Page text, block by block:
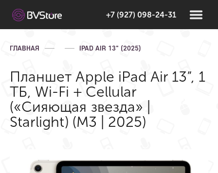
+7 (927) 098-24-31
ГЛАВНАЯ IPAD AIR 13" (2025)
Планшет Apple iPad Air 13”, 1
ТБ, Wi-Fi + Cellular
(«Сияющая звезда» |
Starlight) (M3 | 2025)